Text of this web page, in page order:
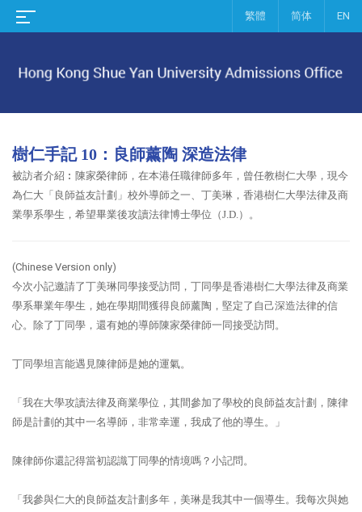
繁體 简体 EN
樹仁手記 10：良師薰陶 深造法律
被訪者介紹︰ 陳家榮律師，在本港任職律師多年，曾任教樹仁大學，現今
為仁大「良師益友計劃」校外導師之一、丁美琳，香港樹仁大學法律及商
業學系學生，希望畢業後攻讀法律博士學位（J.D.）。
(Chinese Version only)
今次小記邀請了丁美琳同學接受訪問，丁同學是香港樹仁大學法律及商業
學系畢業年學生，她在學期間獲得良師薰陶，堅定了自己深造法律的信
心。除了丁同學，還有她的導師陳家榮律師一同接受訪問。
丁同學坦言能遇見陳律師是她的運氣。
「我在大學攻讀法律及商業學位，其間參加了學校的良師益友計劃，陳律
師是計劃的其中一名導師，非常幸運，我成了他的導生。」
陳律師你還記得當初認識丁同學的情境嗎？小記問。
「我參與仁大的良師益友計劃多年，美琳是我其中一個導生。我每次與她